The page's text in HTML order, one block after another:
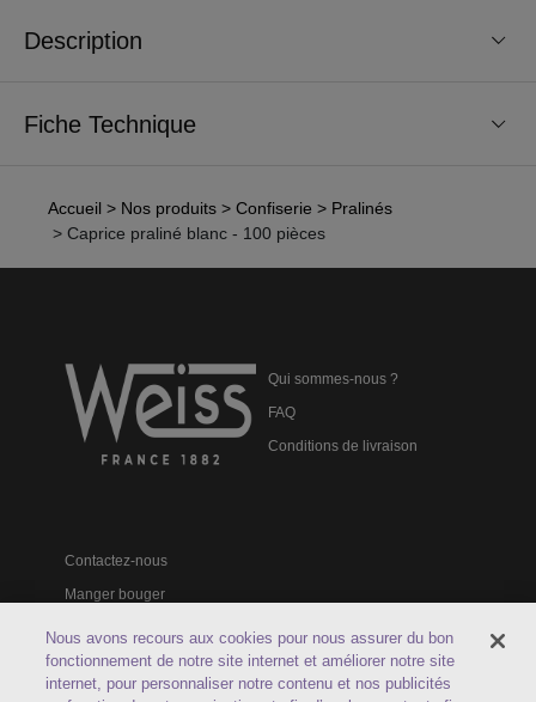
Description
Fiche Technique
Accueil > Nos produits > Confiserie > Pralinés
> Caprice praliné blanc - 100 pièces
Qui sommes-nous ?
FAQ
Conditions de livraison
Contactez-nous
Manger bouger
Nous avons recours aux cookies pour nous assurer du bon
fonctionnement de notre site internet et améliorer notre site
internet, pour personnaliser notre contenu et nos publicités